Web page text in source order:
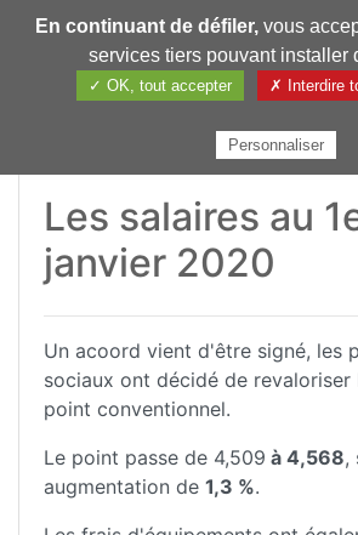
Pharmechange
Les salaires au
janvier 2020
Un acoord vient d'être signé, les
sociaux ont décidé de revaloriser
point conventionnel.
Le point passe de 4,509 à 4,568,
augmentation de 1,3 %.
En continuant de défiler,vous
services tiers pouvant installer
✓ OK, tout accepter ✗ Interdire
Personnaliser